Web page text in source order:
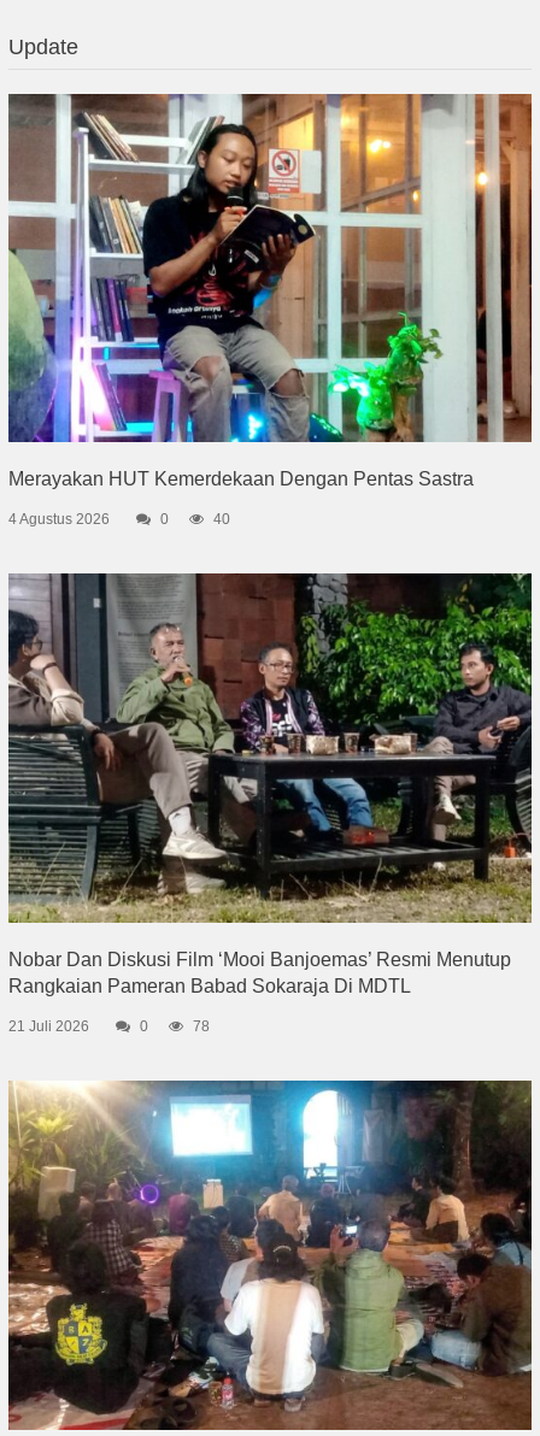
Update
Merayakan HUT Kemerdekaan Dengan Pentas Sastra
4 Agustus 2026 0 40
Nobar Dan Diskusi Film ‘Mooi Banjoemas’ Resmi Menutup
Rangkaian Pameran Babad Sokaraja Di MDTL
21 Juli 2026 0 78